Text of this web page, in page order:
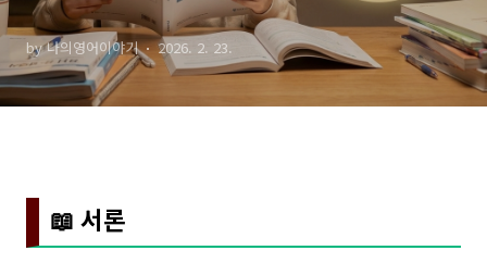
by 나의영어이야기 2026. 2. 23.
📖 서론